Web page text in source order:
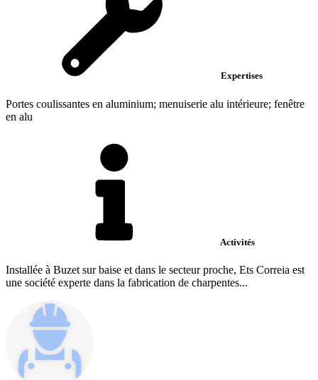
Expertises
Portes coulissantes en aluminium; menuiserie alu intérieure; fenêtre
en alu
Activités
Installée à Buzet sur baise et dans le secteur proche, Ets Correia est
une société experte dans la fabrication de charpentes...